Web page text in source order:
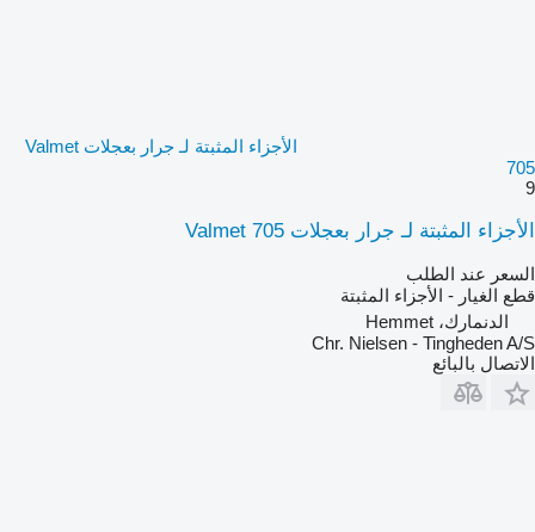
الأجزاء المثبتة لـ جرار بعجلات Valmet
705
9
الأجزاء المثبتة لـ جرار بعجلات Valmet 705
السعر عند الطلب
قطع الغيار - الأجزاء المثبتة
الدنمارك، Hemmet
Chr. Nielsen - Tingheden A/S
الاتصال بالبائع